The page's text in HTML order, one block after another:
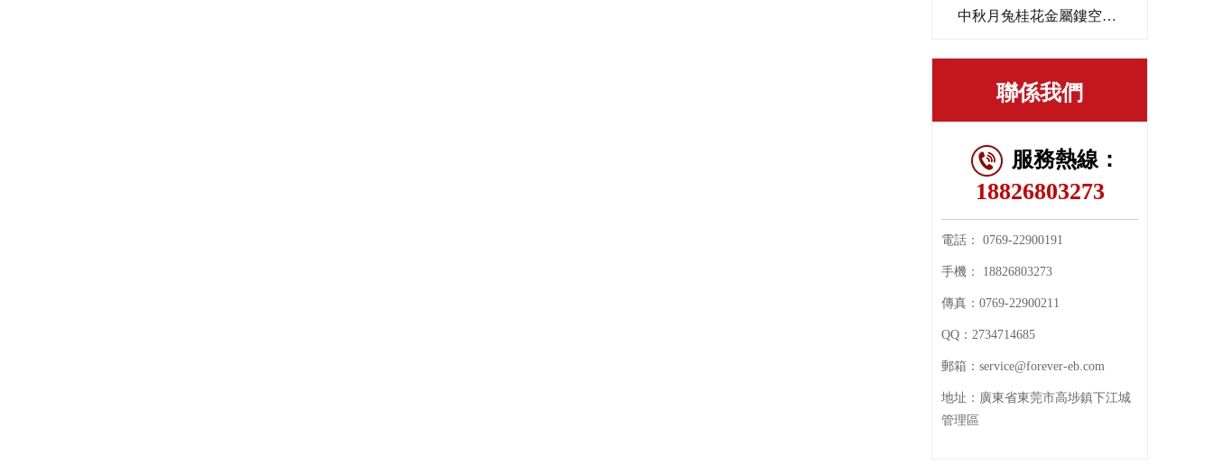
中秋月兔桂花金屬鏤空書簽文創禮品
聯係我們
服務熱線：
18826803273
電話： 0769-22900191
手機： 18826803273
傳真： 0769-22900211
QQ： 2734714685
郵箱： service@forever-eb.com
地址： 廣東省東莞市高埗鎮下江城
管理區